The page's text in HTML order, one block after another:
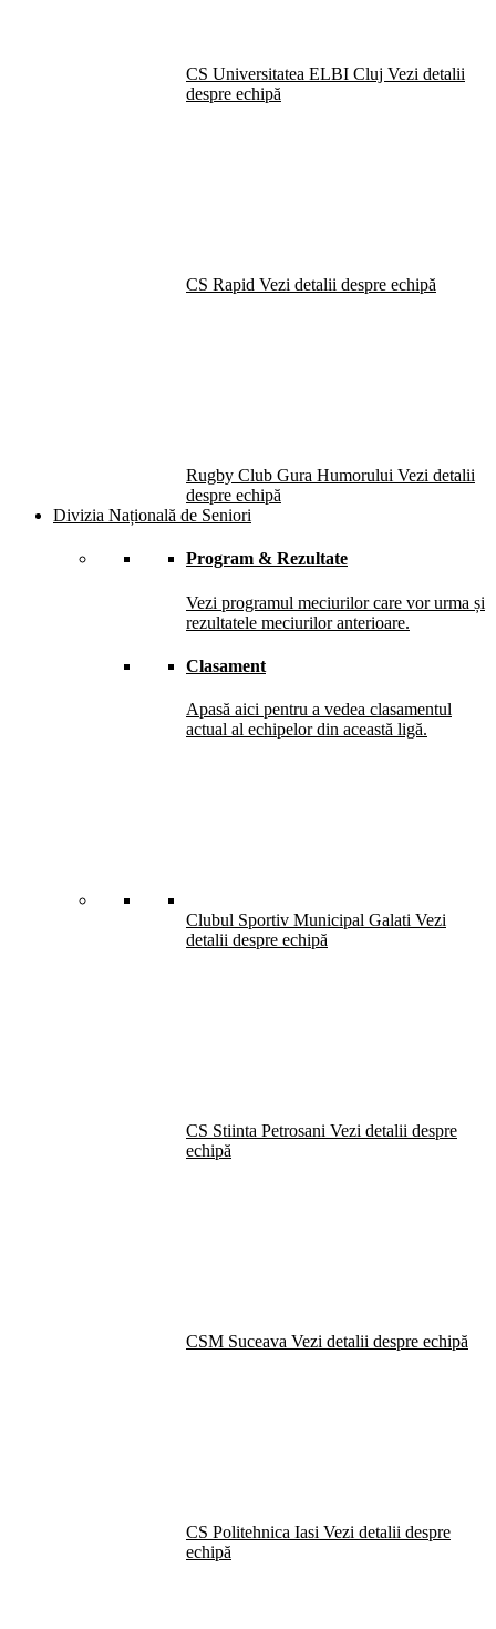
CS Universitatea ELBI Cluj Vezi detalii
despre echipă
CS Rapid Vezi detalii despre echipă
Rugby Club Gura Humorului Vezi detalii
despre echipă
Divizia Națională de Seniori
Program & Rezultate
Vezi programul meciurilor care vor urma și
rezultatele meciurilor anterioare.
Clasament
Apasă aici pentru a vedea clasamentul
actual al echipelor din această ligă.
Clubul Sportiv Municipal Galati Vezi
detalii despre echipă
CS Stiinta Petrosani Vezi detalii despre
echipă
CSM Suceava Vezi detalii despre echipă
CS Politehnica Iasi Vezi detalii despre
echipă